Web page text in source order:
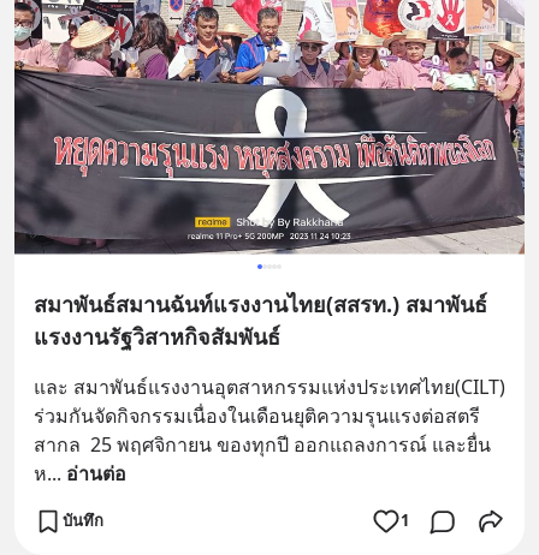
สมาพันธ์สมานฉันท์แรงงานไทย(สสรท.) สมาพันธ์
แรงงานรัฐวิสาหกิจสัมพันธ์
และ สมาพันธ์แรงงานอุตสาหกรรมแห่งประเทศไทย(CILT)
ร่วมกันจัดกิจกรรมเนื่องในเดือนยุติความรุนแรงต่อสตรี
สากล  25 พฤศจิกายน ของทุกปี ออกแถลงการณ์ และยื่น
ห... อ่านต่อ
บันทึก 1